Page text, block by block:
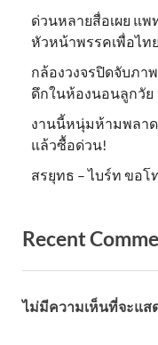
ด่วนหลายสื่อเผย แพ
หัวหน้าพรรคเพื่อไท
กล้องวงจรปิดจับภา
ดึกในห้องนอนลูกวัย
งานนี้หนุ่มห้ามพลาด
แล้วซื้อด่วน!
สรยุทธ – ไบร์ท ขอ
Recent
ไม่มีความเห็นที่จะแส